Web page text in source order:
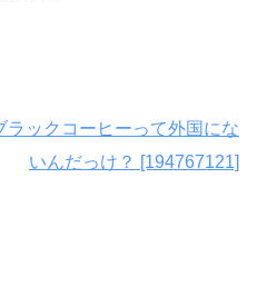
ラックコーヒーって外国にな
いんだっけ？ [194767121]